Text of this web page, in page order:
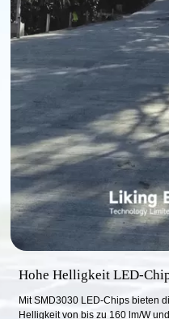
Hohe Helligkeit LED-
Mit SMD3030 LED-Chips bieten
Helligkeit von bis zu 160 lm/W